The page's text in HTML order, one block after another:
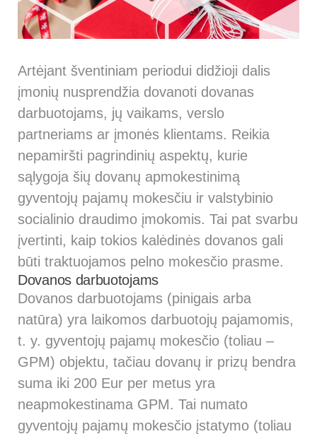
Artėjant šventiniam periodui didžioji dalis
įmonių nusprendžia dovanoti dovanas
darbuotojams, jų vaikams, verslo
partneriams ar įmonės klientams. Reikia
nepamiršti pagrindinių aspektų, kurie
sąlygoja šių dovanų apmokestinimą
gyventojų pajamų mokesčiu ir valstybinio
socialinio draudimo įmokomis. Tai pat svarbu
įvertinti, kaip tokios kalėdinės dovanos gali
būti traktuojamos pelno mokesčio prasme.
Dovanos darbuotojams
Dovanos darbuotojams (pinigais arba
natūra) yra laikomos darbuotojų pajamomis,
t. y. gyventojų pajamų mokesčio (toliau –
GPM) objektu, tačiau dovanų ir prizų bendra
suma iki 200 Eur per metus yra
neapmokestinama GPM. Tai numato
gyventojų pajamų mokesčio įstatymo (toliau